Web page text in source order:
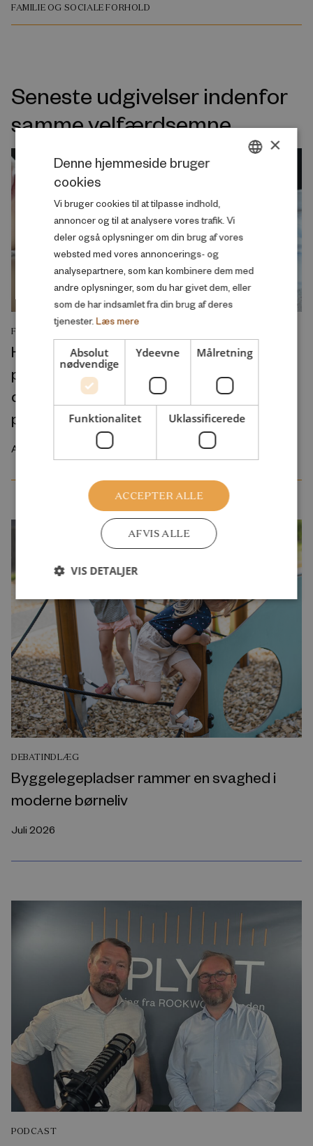
FAMILIE OG SOCIALE FORHOLD
Seneste udgivelser indenfor
samme velfærdsemne
FORSKNINGSRAPPORT
His and/or hers? A cross-national
perspective on the gendered nature of
couples’ employment preconditions for
parenthood
August 2026
DEBATINDLÆG
Byggelegepladser rammer en svaghed i
moderne børneliv
Juli 2026
PODCAST
×
Denne hjemmeside bruger
cookies
Vi bruger cookies til at tilpasse indhold,
annoncer og til at analysere vores trafik. Vi
deler også oplysninger om din brug af vores
websted med vores annoncerings- og
analysepartnere, som kan kombinere dem med
andre oplysninger, som du har givet dem, eller
som de har indsamlet fra din brug af deres
tjenester. Læs mere
Absolut
nødvendige
Ydeevne Målretning
Funktionalitet Uklassificerede
ACCEPTER ALLE
AFVIS ALLE
VIS DETALJER